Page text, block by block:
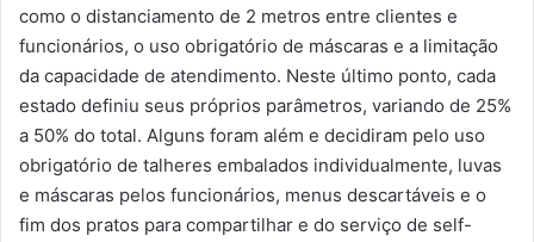
como o distanciamento de 2 metros entre clientes e
funcionários, o uso obrigatório de máscaras e a limitação
da capacidade de atendimento. Neste último ponto, cada
estado definiu seus próprios parâmetros, variando de 25%
a 50% do total. Alguns foram além e decidiram pelo uso
obrigatório de talheres embalados individualmente, luvas
e máscaras pelos funcionários, menus descartáveis e o
fim dos pratos para compartilhar e do serviço de self-